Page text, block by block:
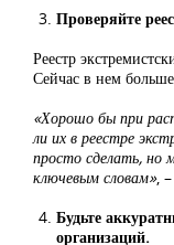
Проверяйте
Реестр
Сейчас в нем
«Хорошо бы при
ли их в реестре
просто сделать, но
ключевым словам»,
Будьте
организаций.